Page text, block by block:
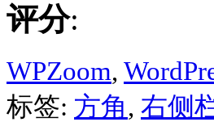
评分:
WPZoom,
标签: 方角, 右侧